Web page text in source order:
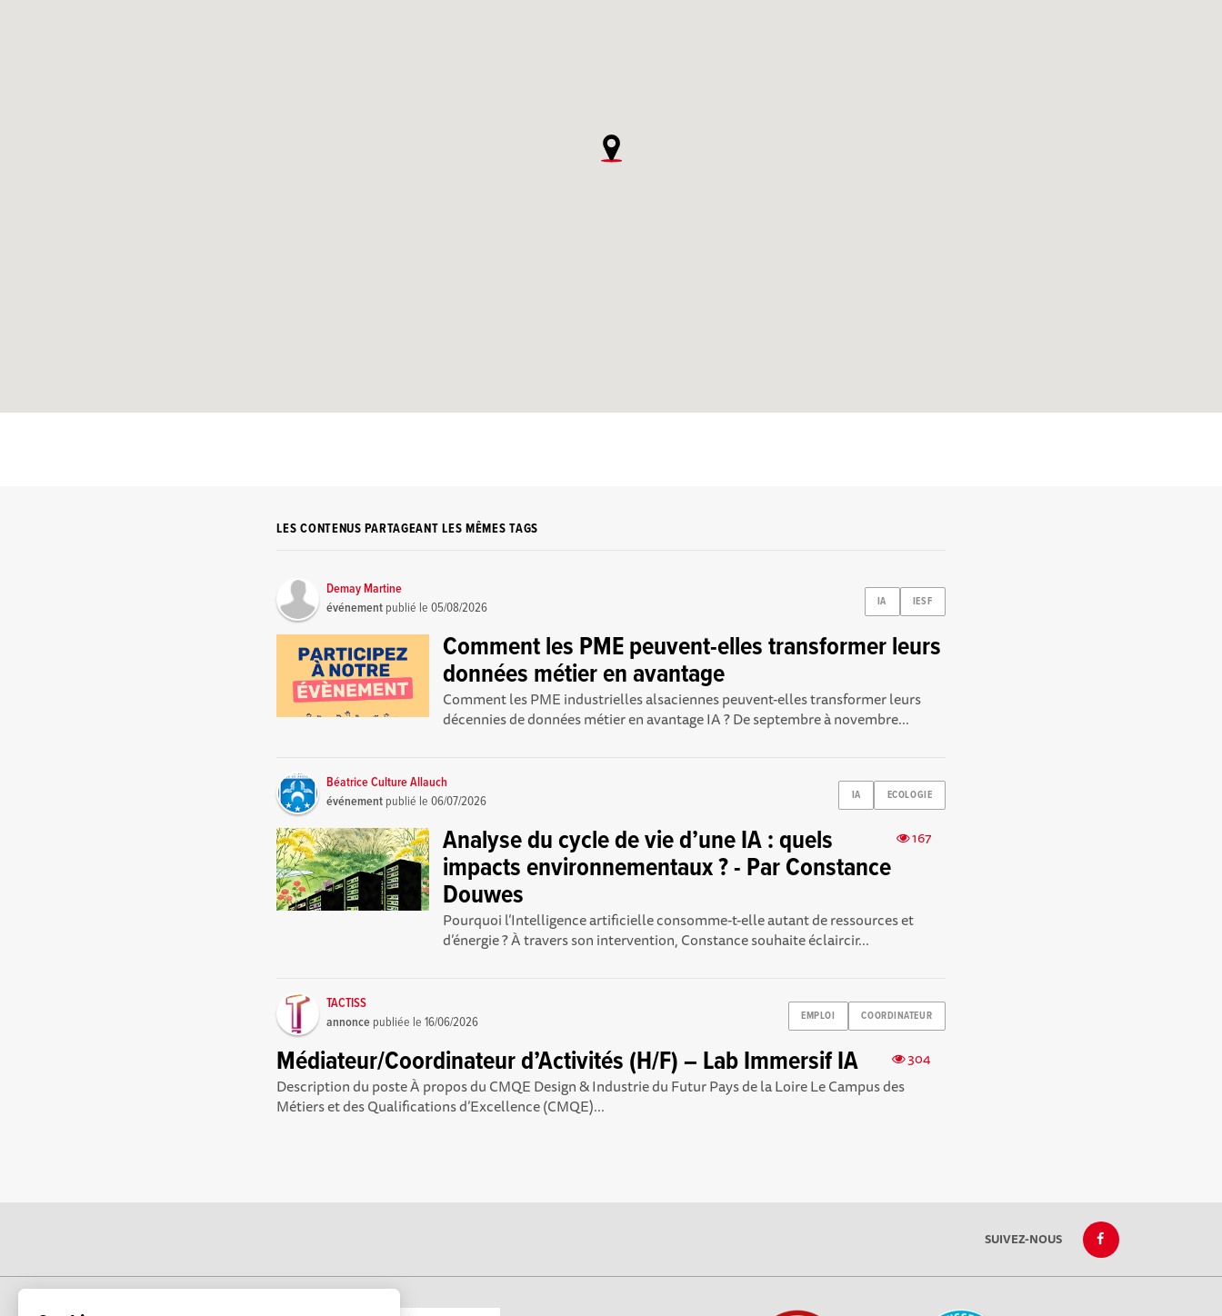
LES CONTENUS PARTAGEANT LES MÊMES TAGS
IA IESF
Demay Martine
événement publié le05/08/2026
Comment les PME peuvent-elles transformer leurs
données métier en avantage
Comment les PME industrielles alsaciennes peuvent-elles transformer leurs
décennies de données métier en avantage IA ? De septembre à novembre...
IA ECOLOGIE
Béatrice Culture Allauch
événement publié le06/07/2026
167
Analyse du cycle de vie d’une IA : quels
impacts environnementaux ? - Par Constance
Douwes
Pourquoi l’Intelligence artificielle consomme-t-elle autant de ressources et
d’énergie ? À travers son intervention, Constance souhaite éclaircir...
EMPLOI COORDINATEUR
TACTISS
annonce publiée le16/06/2026
304
Médiateur/Coordinateur d’Activités (H/F) – Lab Immersif IA
Description du poste À propos du CMQE Design & Industrie du Futur Pays de la Loire Le Campus des
Métiers et des Qualifications d’Excellence (CMQE)...
SUIVEZ-NOUS